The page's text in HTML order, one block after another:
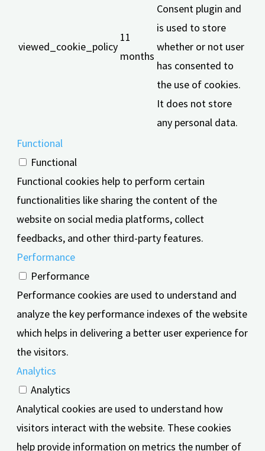
viewed_cookie_policy
11
months
Consent plugin and
is used to store
whether or not user
has consented to
the use of cookies.
It does not store
any personal data.
Functional
Functional
Functional cookies help to perform certain
functionalities like sharing the content of the
website on social media platforms, collect
feedbacks, and other third-party features.
Performance
Performance
Performance cookies are used to understand and
analyze the key performance indexes of the website
which helps in delivering a better user experience for
the visitors.
Analytics
Analytics
Analytical cookies are used to understand how
visitors interact with the website. These cookies
help provide information on metrics the number of